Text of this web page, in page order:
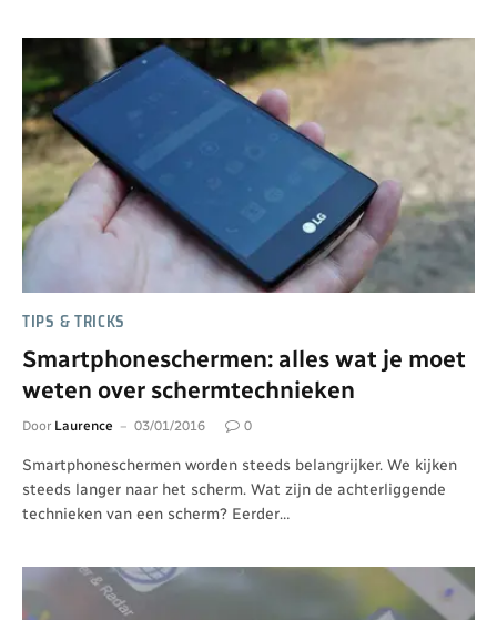
TIPS & TRICKS
Smartphoneschermen: alles wat je moet
weten over schermtechnieken
Door Laurence 03/01/2016 0
Smartphoneschermen worden steeds belangrijker. We kijken
steeds langer naar het scherm. Wat zijn de achterliggende
technieken van een scherm? Eerder…